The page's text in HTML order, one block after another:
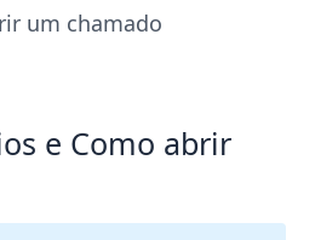
um chamado
e Como abrir